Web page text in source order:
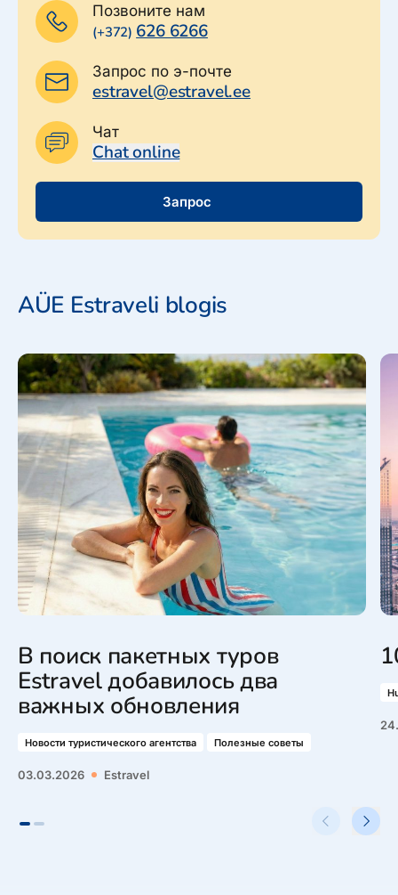
Позвоните нам
(+372) 626 6266
Запрос по э-почте
estravel@estravel.ee
Чат
Chat online
Запрос
AÜE Estraveli blogis
В поиск пакетных туров
Estravel добавилось два
важных обновления
Новости туристического агентства Полезные советы
03.03.2026 Estravel